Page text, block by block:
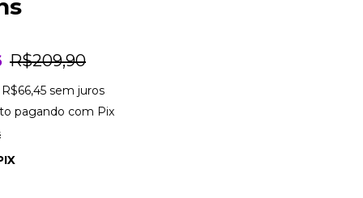
R$209,90
R$66,45 sem juros
pagando com Pix